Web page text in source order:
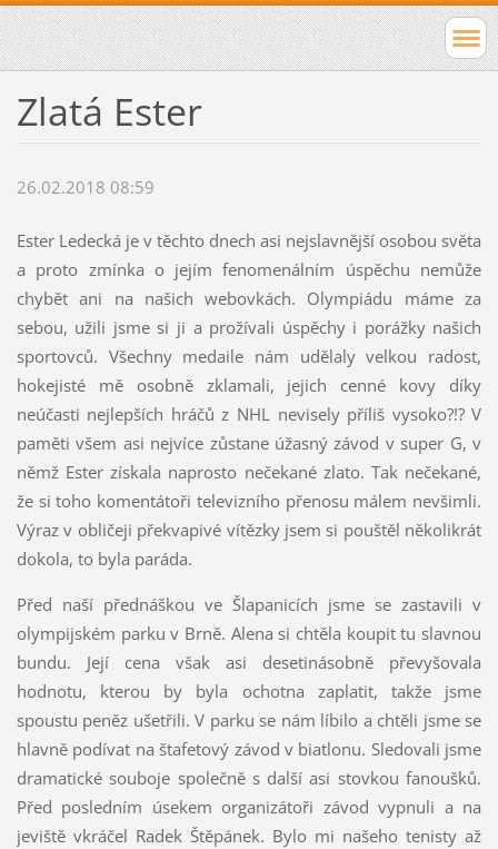
Zlatá Ester
26.02.2018 08:59
Ester Ledecká je v těchto dnech asi nejslavnější osobou světa
a proto zmínka o jejím fenomenálním úspěchu nemůže
chybět ani na našich webovkách. Olympiádu máme za
sebou, užili jsme si ji a prožívali úspěchy i porážky našich
sportovců. Všechny medaile nám udělaly velkou radost,
hokejisté mě osobně zklamali, jejich cenné kovy díky
neúčasti nejlepších hráčů z NHL nevisely příliš vysoko?!? V
paměti všem asi nejvíce zůstane úžasný závod v super G, v
němž Ester získala naprosto nečekané zlato. Tak nečekané,
že si toho komentátoři televizního přenosu málem nevšimli.
Výraz v obličeji překvapivé vítězky jsem si pouštěl několikrát
dokola, to byla paráda.
Před naší přednáškou ve Šlapanicích jsme se zastavili v
olympijském parku v Brně. Alena si chtěla koupit tu slavnou
bundu. Její cena však asi desetinásobně převyšovala
hodnotu, kterou by byla ochotna zaplatit, takže jsme
spoustu peněz ušetřili. V parku se nám líbilo a chtěli jsme se
hlavně podívat na štafetový závod v biatlonu. Sledovali jsme
dramatické souboje společně s další asi stovkou fanoušků.
Před posledním úsekem organizátoři závod vypnuli a na
jeviště vkráčel Radek Štěpánek. Bylo mi našeho tenisty až